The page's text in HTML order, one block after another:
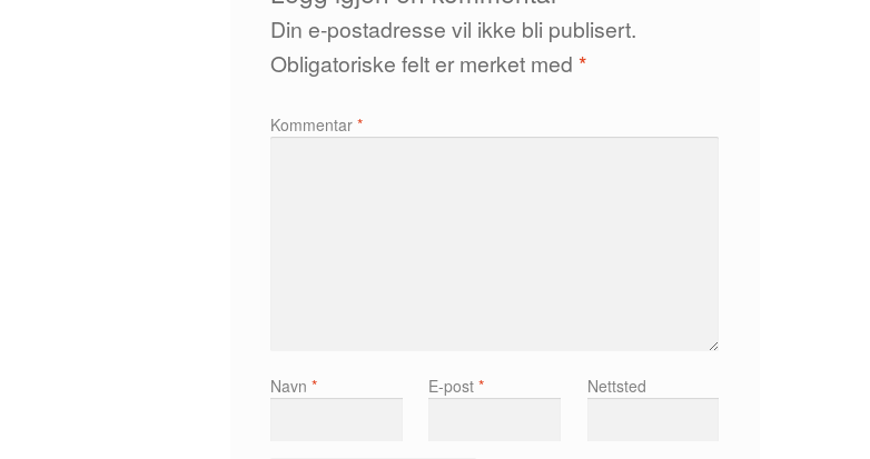
Din e-postadresse vil ikke bli publisert.
Obligatoriske felt er merket med *
Kommentar*
Navn* E-post* Nettsted